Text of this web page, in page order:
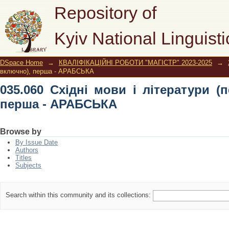
Repository of
Kyiv National
035.060 Східні мови і літератури
DSpace Home → КВАЛІФІКАЦІЙНІ РОБОТИ "МАГІСТР" 2023-2025 →
включно), перша - АРАБСЬКА
035.060 Східні мови і літератури
перша - АРАБСЬКА
Browse by
By Issue Date
Authors
Titles
Subjects
Search within this community and its collections: